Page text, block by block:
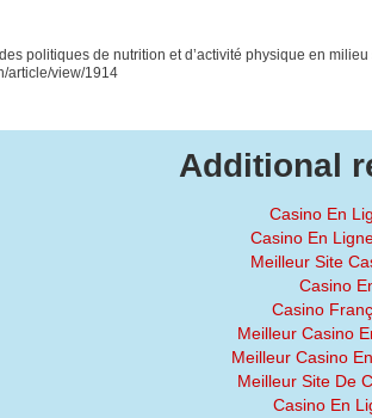
politiques de nutrition et d’activité physique en
article/view/1914
Additional
Casino En
Casino En
Meilleur Site
Casino
Casino
Meilleur Casino
Meilleur Casino
Meilleur Site De
Casino En